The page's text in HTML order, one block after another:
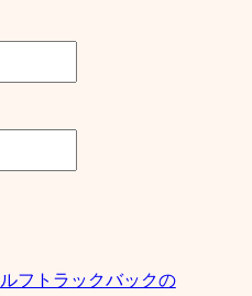
フトラックバックの